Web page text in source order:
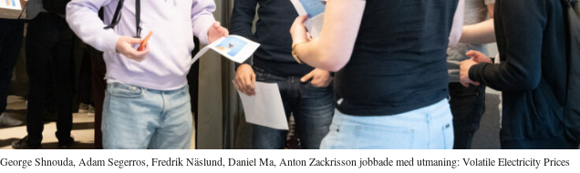
George Shnouda, Adam Segerros, Fredrik Näslund, Daniel Ma, Anton Zackrisson jobbade med utmaning: Volatile Electricity Prices